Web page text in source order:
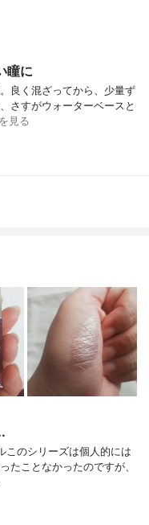
瞳に
良く混ざってから、少量ず
さすがウォーターベースと
見る
このシリーズは個人的には
たことなかったのですが、